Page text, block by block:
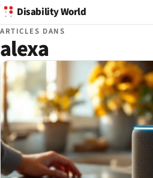
Disability World
ARTICLES DANS
alexa